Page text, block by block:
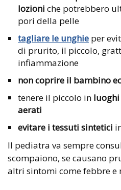
lozioni che potrebbero
pori della pelle
tagliare le unghie per
di prurito, il piccolo,
infiammazione
non coprire il bambino
tenere il piccolo in
aerati
evitare i tessuti sintetici
Il pediatra va sempre
scompaiono, se causano
altri sintomi come febbre e